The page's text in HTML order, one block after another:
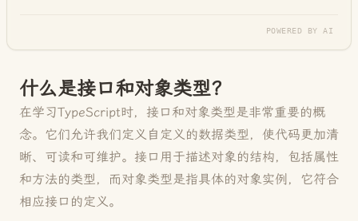
POWERED BY AI
什么是接口和对象类型？
在学习TypeScript时，接口和对象类型是非常重要的概
念。它们允许我们定义自定义的数据类型，使代码更加清
晰、可读和可维护。接口用于描述对象的结构，包括属性
和方法的类型，而对象类型是指具体的对象实例，它符合
相应接口的定义。